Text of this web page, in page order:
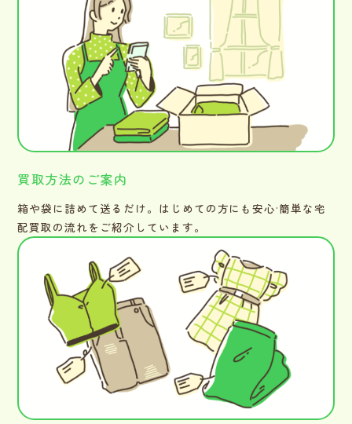
買取方法のご案内
箱や袋に詰めて送るだけ。はじめての方にも安心·簡単な宅
配買取の流れをご紹介しています。